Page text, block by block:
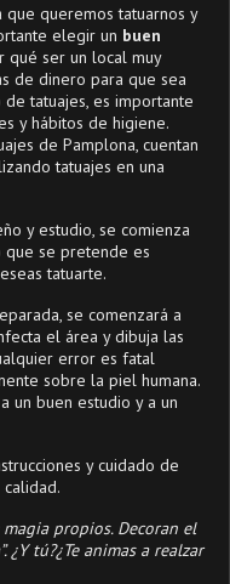
queremos tatuarnos y
elegir un buen
qué ser un local muy
de dinero para que sea
tatuajes, es importante
y hábitos de higiene.
de Pamplona, cuentan
tatuajes en una
y estudio, se comienza
se pretende es
tatuarte.
se comenzará a
el área y dibuja las
error es fatal
sobre la piel humana.
un buen estudio y a un
y cuidado de
propios. Decoran el
tú?¿Te animas a realzar